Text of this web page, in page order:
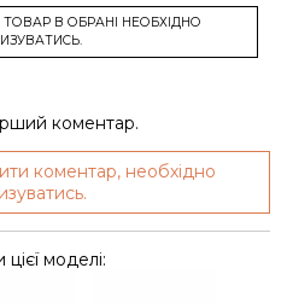
В ОБРАНІ НЕОБХІДНО
коментар.
коментар, необхідно
цієї моделі: